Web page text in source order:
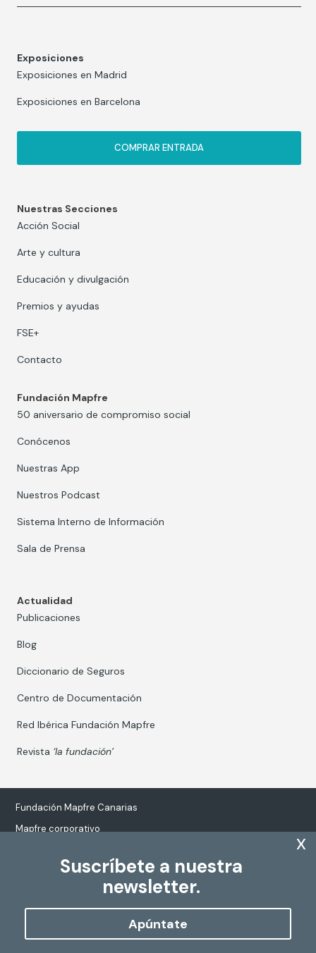
Suscríbete a nuestra
newsletter.
Apúntate
x
Exposiciones
Exposiciones en Madrid
Exposiciones en Barcelona
COMPRAR ENTRADA
Nuestras Secciones
Acción Social
Arte y cultura
Educación y divulgación
Premios y ayudas
FSE+
Contacto
Fundación Mapfre
50 aniversario de compromiso social
Conócenos
Nuestras App
Nuestros Podcast
Sistema Interno de Información
Sala de Prensa
Actualidad
Publicaciones
Blog
Diccionario de Seguros
Centro de Documentación
Red Ibérica Fundación Mapfre
Revista ‘la fundación’
Fundación Mapfre Canarias
Mapfre corporativo
Tratamiento de datos personales
Política de Cookies